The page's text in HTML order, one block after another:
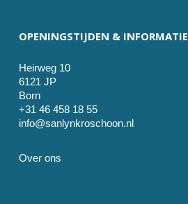
OPENINGSTIJDEN & INFORMATIE
Heirweg 10
6121 JP
Born
+31 46 458 18 55
info@sanlynkroschoon.nl
Over ons